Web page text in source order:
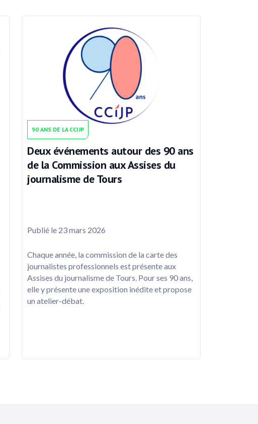
90 ANS DE LA CCIJP
Deux événements autour des 90 ans
de la Commission aux Assises du
journalisme de Tours
Publié le 23 mars 2026
Chaque année, la commission de la carte des
journalistes professionnels est présente aux
Assises du journalisme de Tours. Pour ses 90 ans,
elle y présente une exposition inédite et propose
un atelier-débat.